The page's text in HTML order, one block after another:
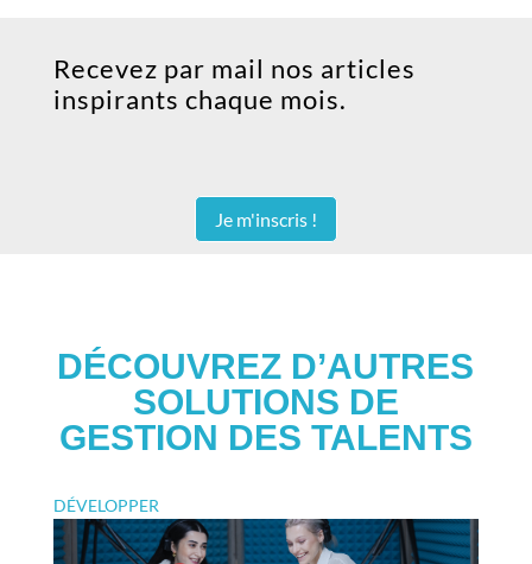
Recevez par mail nos articles
inspirants chaque mois.
Je m'inscris !
DÉCOUVREZ D’AUTRES
SOLUTIONS DE
GESTION DES TALENTS
DÉVELOPPER